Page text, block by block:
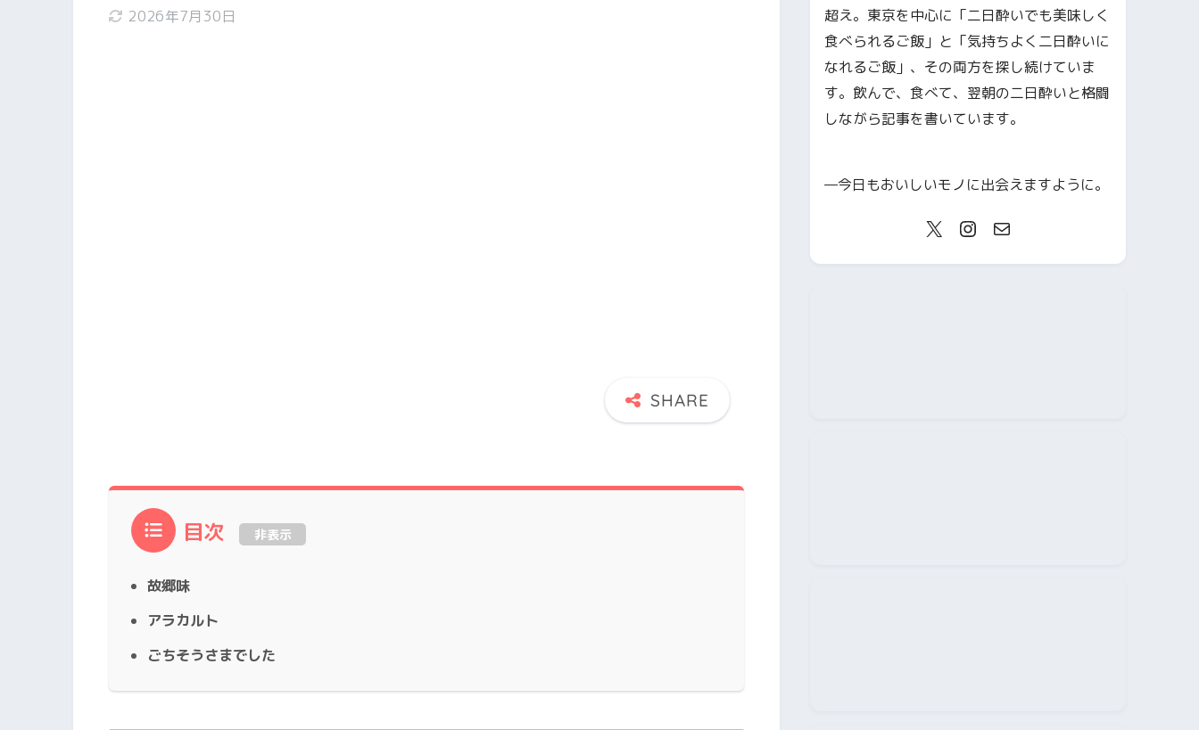
2026年7月30日
目次 非表示
故郷味
アラカルト
ごちそうさまでした
超え。東京を中心に「二日酔いでも美味しく
食べられるご飯」と「気持ちよく二日酔いに
なれるご飯」、その両方を探し続けていま
す。飲んで、食べて、翌朝の二日酔いと格闘
しながら記事を書いています。
—今日もおいしいモノに出会えますように。